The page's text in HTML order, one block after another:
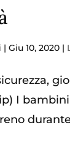
|Giu 10, 2020 |
I